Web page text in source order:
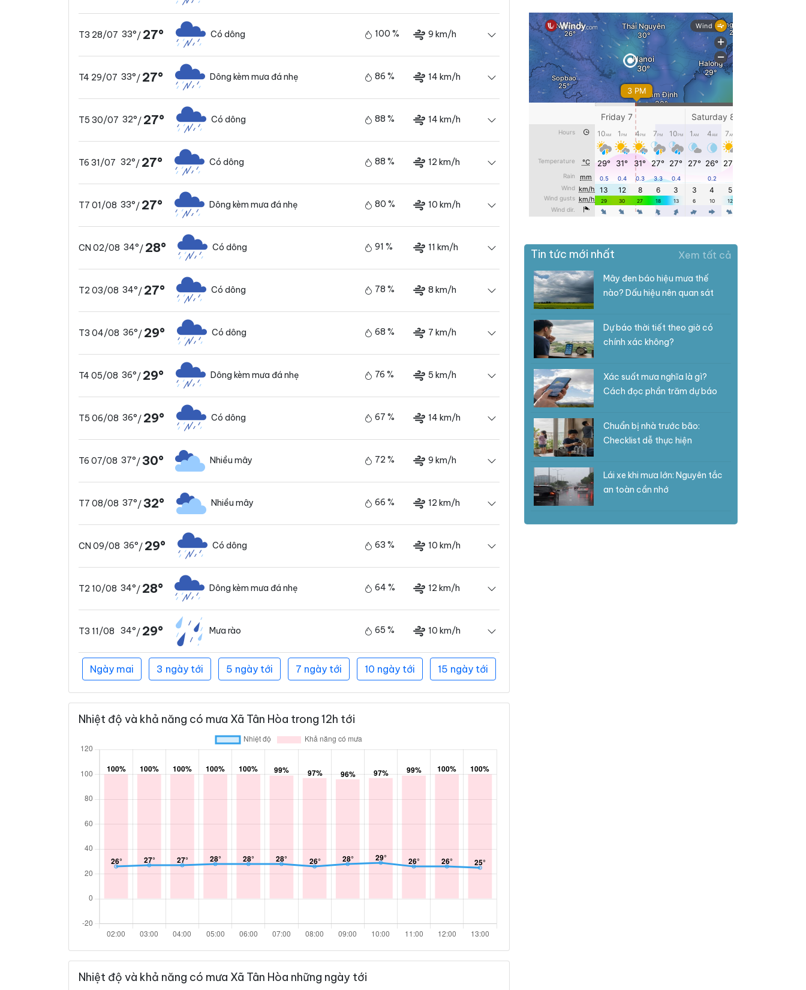
T3 28/07 33°/ 27° Có dông 100 % 9 km/h
T4 29/07 33°/ 27° Dông kèm mưa đá nhẹ 86 % 14 km/h
T5 30/07 32°/ 27° Có dông 88 % 14 km/h
T6 31/07 32°/ 27° Có dông 88 % 12 km/h
T7 01/08 33°/ 27° Dông kèm mưa đá nhẹ 80 % 10 km/h
CN 02/08 34°/ 28° Có dông 91 % 11 km/h
T2 03/08 34°/ 27° Có dông 78 % 8 km/h
T3 04/08 36°/ 29° Có dông 68 % 7 km/h
T4 05/08 36°/ 29° Dông kèm mưa đá nhẹ 76 % 5 km/h
T5 06/08 36°/ 29° Có dông 67 % 14 km/h
T6 07/08 37°/30° Nhiều mây 72 % 9 km/h
T7 08/08 37°/32° Nhiều mây 66 % 12 km/h
CN 09/08 36°/ 29° Có dông 63 % 10 km/h
T2 10/08 34°/ 28° Dông kèm mưa đá nhẹ 64 % 12 km/h
T3 11/08 34°/ 29° Mưa rào 65 % 10 km/h
Ngày mai 3 ngày tới 5 ngày tới 7 ngày tới 10 ngày tới 15 ngày tới
Nhiệt độ và khả năng có mưa Xã Tân Hòa trong 12h tới
Nhiệt độ và khả năng có mưa Xã Tân Hòa những ngày tới
Tin tức mới nhất Xem tất cả
Mây đen báo hiệu mưa thế
nào? Dấu hiệu nên quan sát
Dự báo thời tiết theo giờ có
chính xác không?
Xác suất mưa nghĩa là gì?
Cách đọc phần trăm dự báo
Chuẩn bị nhà trước bão:
Checklist dễ thực hiện
Lái xe khi mưa lớn: Nguyên tắc
an toàn cần nhớ